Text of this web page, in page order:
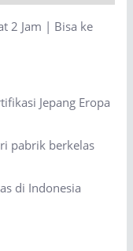
2 Jam | Bisa ke
Jepang Eropa
pabrik berkelas
di Indonesia